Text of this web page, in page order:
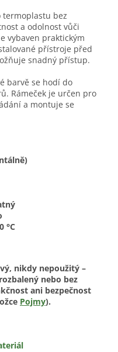
termoplastu bez
a odolnost vůči
vybaven praktickým
přístroje před
snadný přístup.
barvě se hodí do
Rámeček je určen pro
a montuje se
°C
nikdy nepoužitý –
nebo bez
ani bezpečnost
Pojmy).